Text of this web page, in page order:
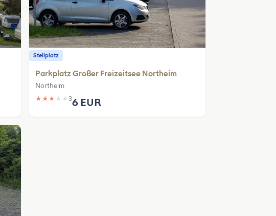
Stellplatz
Parkplatz Großer Freizeitsee Northeim
Northeim
★ ★ ★ ★ ★ 36 EUR